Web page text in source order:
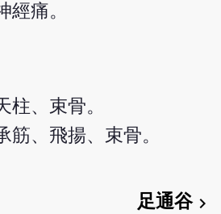
經痛。
柱、束骨。
筋、飛揚、束骨。
足通谷chevron_right